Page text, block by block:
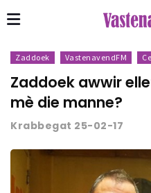
Zaddoek VastenavendFM
Zaddoek awwir
mè die manne?
Krabbegat 25-02-17